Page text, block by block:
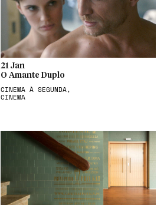
21 Jan
O Amante Duplo
CINEMA À SEGUNDA,
CINEMA